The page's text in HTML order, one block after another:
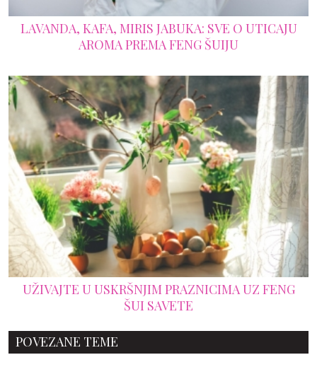
LAVANDA, KAFA, MIRIS JABUKA: SVE O UTICAJU
AROMA PREMA FENG ŠUIJU
UŽIVAJTE U USKRŠNJIM PRAZNICIMA UZ FENG
ŠUI SAVETE
POVEZANE TEME